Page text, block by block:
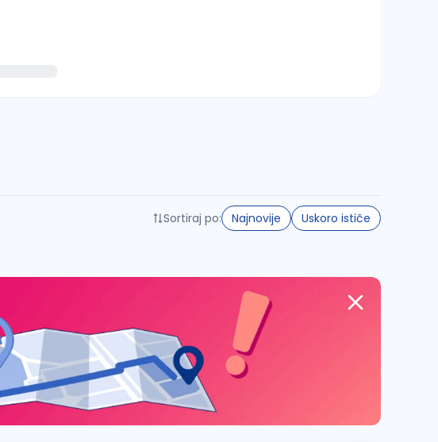
Sortiraj po: Najnovije Uskoro ističe